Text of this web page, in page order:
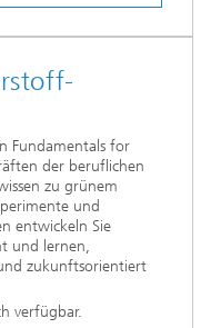
Fundamentals for
der beruflichen
zu grünem
und
entwickeln Sie
und lernen,
zukunftsorientiert
verfügbar.